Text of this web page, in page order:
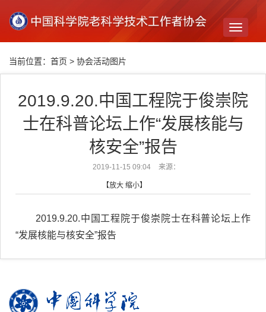
Toggle
当前位置： 首页 > 协会活动图片
2019.9.20.中国工程院于俊崇院
士在科普论坛上作“发展核能与
核安全”报告
2019-11-15 09:04 来源：
【放大 缩小】
2019.9.20.中国工程院于俊崇院士在科普论坛上作
“发展核能与核安全”报告